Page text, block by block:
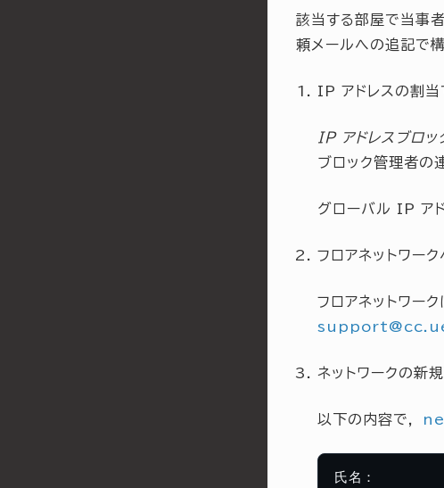
該当する部屋で当事
頼メールへの追記で構
IP アドレスの割当
IP アドレスブロッ
ブロック管理者の
グローバル IP ア
フロアネットワー
フロアネットワー
support@cc.
ネットワークの新
以下の内容で，
氏名：